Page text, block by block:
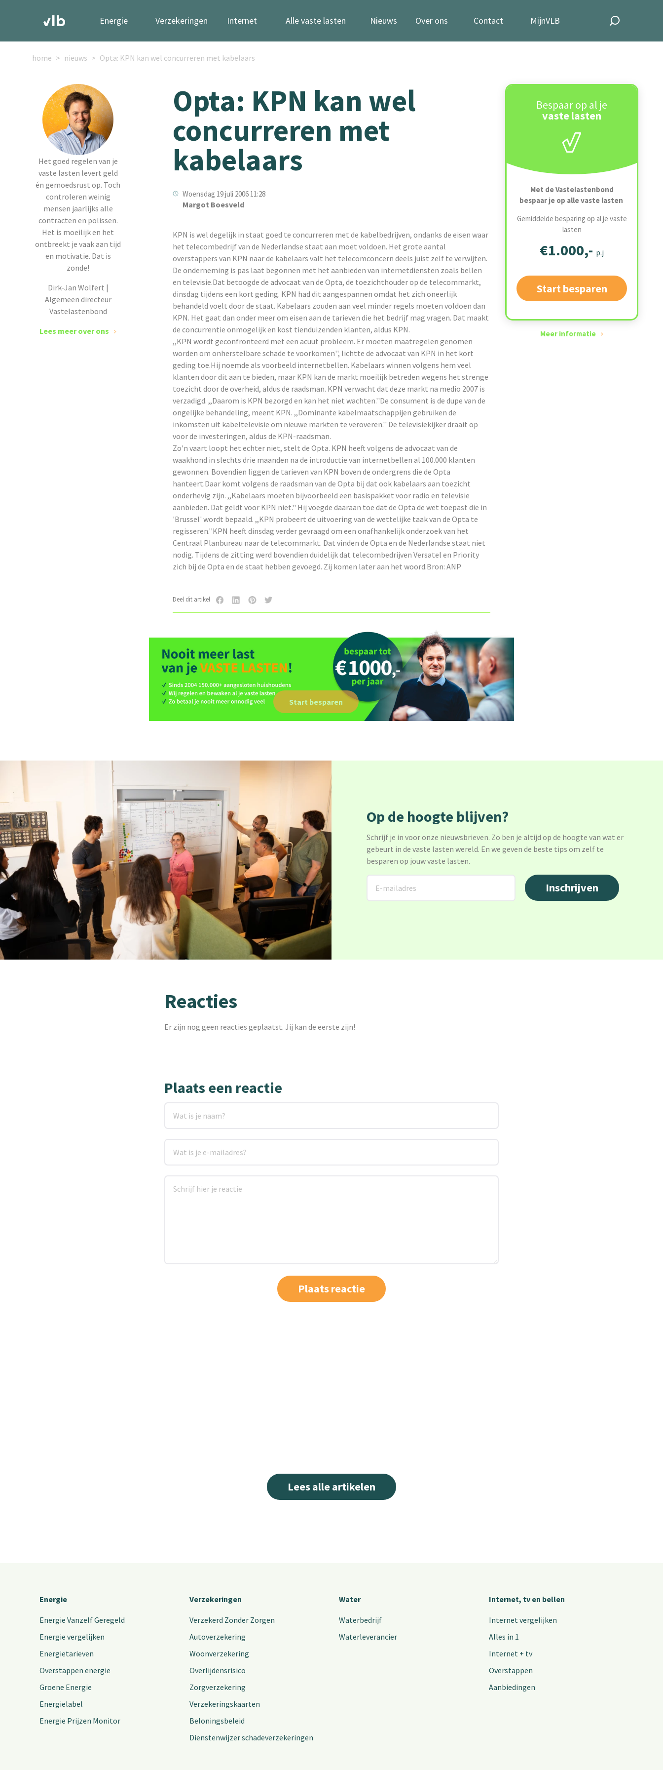
Energie Verzekeringen Internet Alle vaste lasten Nieuws Over ons Contact MijnVLB
home nieuws Opta: KPN kan wel concurreren met kabelaars
Het goed regelen van je
vaste lasten levert geld
én gemoedsrust op. Toch
controleren weinig
mensen jaarlijks alle
contracten en polissen.
Het is moeilijk en het
ontbreekt je vaak aan tijd
en motivatie. Dat is
zonde!
Dirk-Jan Wolfert |
Algemeen directeur
Vastelastenbond
Lees meer over ons
Bespaar op al je
vaste lasten
Met de Vastelastenbond
bespaar je op alle vaste lasten
Gemiddelde besparing op al je vaste
lasten
€1.000,- p.j
Start besparen
Meer informatie
Opta: KPN kan wel
concurreren met
kabelaars
Woensdag 19 juli 2006 11:28
Margot Boesveld
KPN is wel degelijk in staat goed te concurreren met de kabelbedrijven, ondanks de eisen waar
het telecombedrijf van de Nederlandse staat aan moet voldoen. Het grote aantal
overstappers van KPN naar de kabelaars valt het telecomconcern deels juist zelf te verwijten.
De onderneming is pas laat begonnen met het aanbieden van internetdiensten zoals bellen
en televisie.Dat betoogde de advocaat van de Opta, de toezichthouder op de telecommarkt,
dinsdag tijdens een kort geding. KPN had dit aangespannen omdat het zich oneerlijk
behandeld voelt door de staat. Kabelaars zouden aan veel minder regels moeten voldoen dan
KPN. Het gaat dan onder meer om eisen aan de tarieven die het bedrijf mag vragen. Dat maakt
de concurrentie onmogelijk en kost tienduizenden klanten, aldus KPN.
,,KPN wordt geconfronteerd met een acuut probleem. Er moeten maatregelen genomen
worden om onherstelbare schade te voorkomen'', lichtte de advocaat van KPN in het kort
geding toe.Hij noemde als voorbeeld internetbellen. Kabelaars winnen volgens hem veel
klanten door dit aan te bieden, maar KPN kan de markt moeilijk betreden wegens het strenge
toezicht door de overheid, aldus de raadsman. KPN verwacht dat deze markt na medio 2007 is
verzadigd. ,,Daarom is KPN bezorgd en kan het niet wachten.''De consument is de dupe van de
ongelijke behandeling, meent KPN. ,,Dominante kabelmaatschappijen gebruiken de
inkomsten uit kabeltelevisie om nieuwe markten te veroveren.'' De televisiekijker draait op
voor de investeringen, aldus de KPN-raadsman.
Zo'n vaart loopt het echter niet, stelt de Opta. KPN heeft volgens de advocaat van de
waakhond in slechts drie maanden na de introductie van internetbellen al 100.000 klanten
gewonnen. Bovendien liggen de tarieven van KPN boven de ondergrens die de Opta
hanteert.Daar komt volgens de raadsman van de Opta bij dat ook kabelaars aan toezicht
onderhevig zijn. ,,Kabelaars moeten bijvoorbeeld een basispakket voor radio en televisie
aanbieden. Dat geldt voor KPN niet.'' Hij voegde daaraan toe dat de Opta de wet toepast die in
'Brussel' wordt bepaald. ,,KPN probeert de uitvoering van de wettelijke taak van de Opta te
regisseren.''KPN heeft dinsdag verder gevraagd om een onafhankelijk onderzoek van het
Centraal Planbureau naar de telecommarkt. Dat vinden de Opta en de Nederlandse staat niet
nodig. Tijdens de zitting werd bovendien duidelijk dat telecombedrijven Versatel en Priority
zich bij de Opta en de staat hebben gevoegd. Zij komen later aan het woord.Bron: ANP
Deel dit artikel
Start besparen
Op de hoogte blijven?
Schrijf je in voor onze nieuwsbrieven. Zo ben je altijd op de hoogte van wat er
gebeurt in de vaste lasten wereld. En we geven de beste tips om zelf te
besparen op jouw vaste lasten.
Reacties
Er zijn nog geen reacties geplaatst. Jij kan de eerste zijn!
Plaats een reactie
Lees alle artikelen
Energie
Energie Vanzelf Geregeld
Energie vergelijken
Energietarieven
Overstappen energie
Groene Energie
Energielabel
Energie Prijzen Monitor
Verzekeringen
Verzekerd Zonder Zorgen
Autoverzekering
Woonverzekering
Overlijdensrisico
Zorgverzekering
Verzekeringskaarten
Beloningsbeleid
Dienstenwijzer schadeverzekeringen
Water
Waterbedrijf
Waterleverancier
Internet, tv en bellen
Internet vergelijken
Alles in 1
Internet + tv
Overstappen
Aanbiedingen